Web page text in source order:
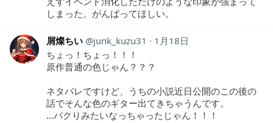
しまった。がんばってほしい。
屑燦ちい junk_kuzu31
1月18日
ちょっ！ちょっ！！！
原作普通の色じゃん？？？
ネタバレですけど、うちの小説近日公開のこの後の
話でそんな色のギター出てきちゃうんです。
…パクりみたいなっちゃったじゃん！！！